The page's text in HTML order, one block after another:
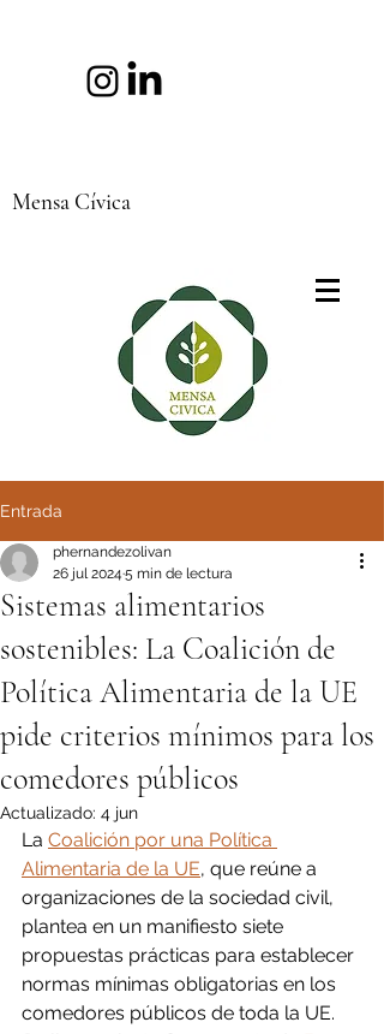
Mensa Cívica
Entrada
Sistemas alimentarios
sostenibles: La Coalición de
Política Alimentaria de la UE
pide criterios mínimos para los
comedores públicos
phernandezolivan
26 jul 2024 5 min de lectura
Actualizado: 4 jun
La Coalición por una Política
Alimentaria de la UE, que reúne a
organizaciones de la sociedad civil,
plantea en un manifiesto siete
propuestas prácticas para establecer
normas mínimas obligatorias en los
comedores públicos de toda la UE.